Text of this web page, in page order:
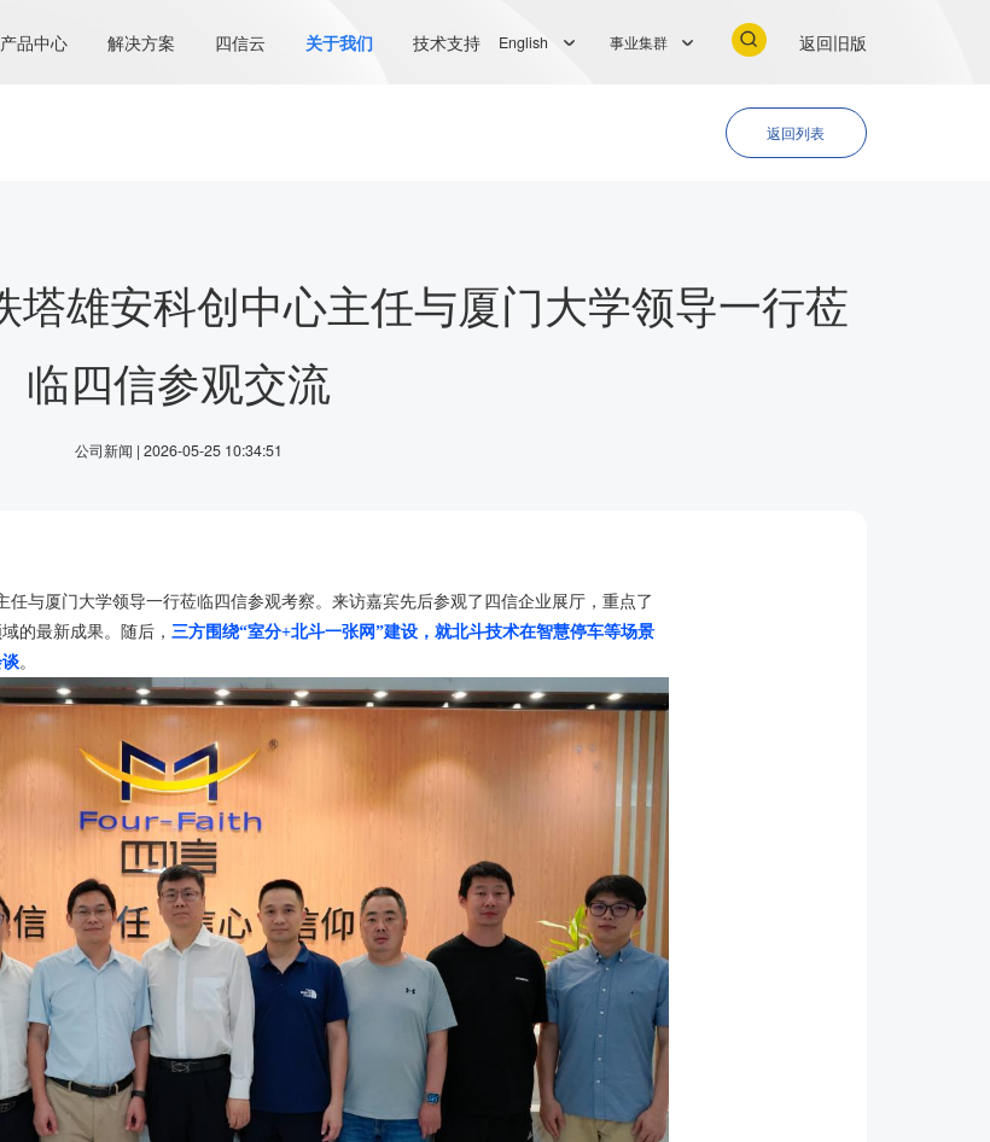
产品中心 解决方案 四信云 关于我们 技术支持 English 事业集群 返回旧版
返回列表
雄安科创中心主任与厦门大学领导一行莅
临四信参观交流
公司新闻 | 2026-05-25 10:34:51
任与厦门大学领导一行莅临四信参观考察。来访嘉宾先后参观了四信企业展厅，重点了
的最新成果。随后， 三方围绕“室分+北斗一张网”建设，就北斗技术在智慧停车等场景
。